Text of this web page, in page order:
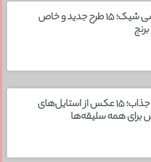
تزئین پلو مجلسی شیک؛ ۱۵ طرح جدید و خاص
سرهمی شیک جذاب؛ ۱۵ عکس از استایل‌های
همه سلیقه‌ها